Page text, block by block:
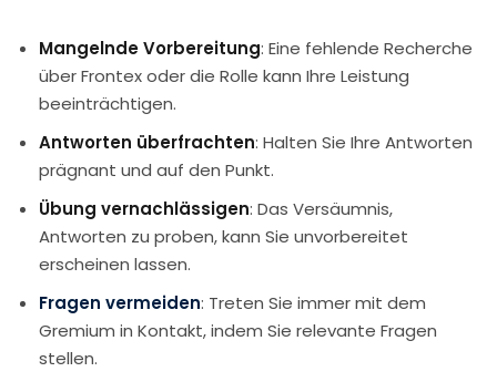
Mangelnde Vorbereitung: Eine fehlende Recherche
über Frontex oder die Rolle kann Ihre Leistung
beeinträchtigen.
Antworten überfrachten: Halten Sie Ihre Antworten
prägnant und auf den Punkt.
Übung vernachlässigen: Das Versäumnis,
Antworten zu proben, kann Sie unvorbereitet
erscheinen lassen.
Fragen vermeiden: Treten Sie immer mit dem
Gremium in Kontakt, indem Sie relevante Fragen
stellen.